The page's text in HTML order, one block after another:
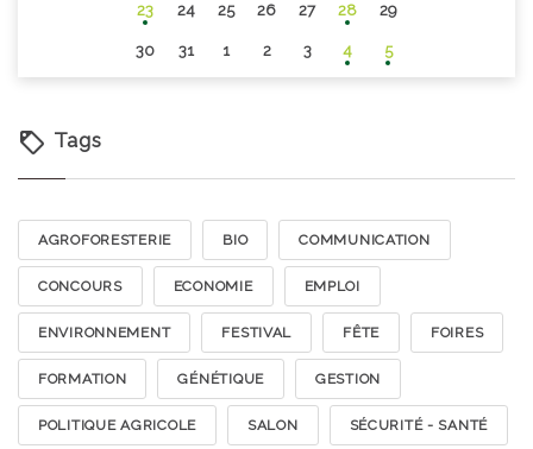
23 24 25 26 27 28 29
30 31 1 2 3 4 5
Tags
AGROFORESTERIE BIO COMMUNICATION
CONCOURS ECONOMIE EMPLOI
ENVIRONNEMENT FESTIVAL FÊTE FOIRES
FORMATION GÉNÉTIQUE GESTION
POLITIQUE AGRICOLE SALON SÉCURITÉ - SANTÉ